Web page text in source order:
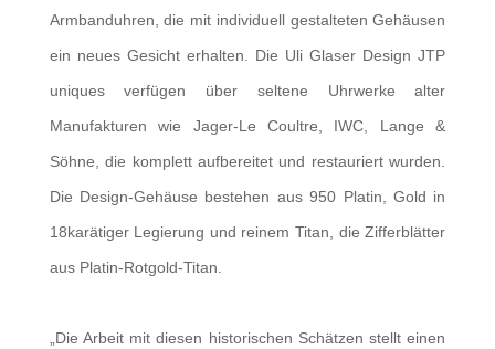
Armbanduhren, die mit individuell gestalteten Gehäusen
ein neues Gesicht erhalten. Die Uli Glaser Design JTP
uniques verfügen über seltene Uhrwerke alter
Manufakturen wie Jager-Le Coultre, IWC, Lange &
Söhne, die komplett aufbereitet und restauriert wurden.
Die Design-Gehäuse bestehen aus 950 Platin, Gold in
18karätiger Legierung und reinem Titan, die Zifferblätter
aus Platin-Rotgold-Titan.
„Die Arbeit mit diesen historischen Schätzen stellt einen